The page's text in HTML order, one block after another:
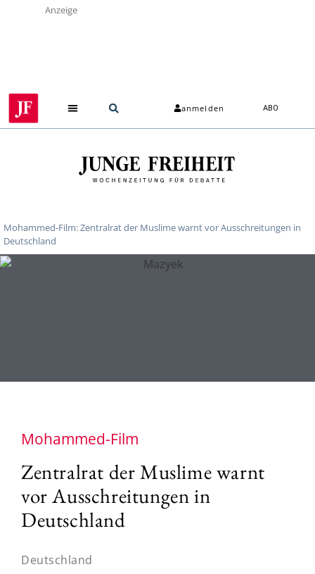
Anzeige
anmelden ABO
Mohammed-Film: Zentralrat der Muslime warnt vor Ausschreitungen in
Deutschland
Mohammed-Film
Zentralrat der Muslime warnt
vor Ausschreitungen in
Deutschland
Deutschland